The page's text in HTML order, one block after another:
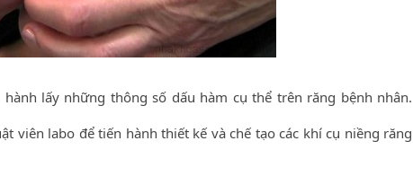
lấy những thông số dấu hàm cụ thể trên răng bệnh nhân.
viên labo để tiến hành thiết kế và chế tạo các khí cụ niềng răng